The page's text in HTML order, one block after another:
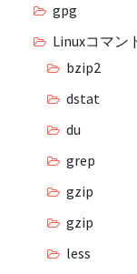
gpg
Linuxコマン
bzip2
dstat
du
grep
gzip
gzip
less